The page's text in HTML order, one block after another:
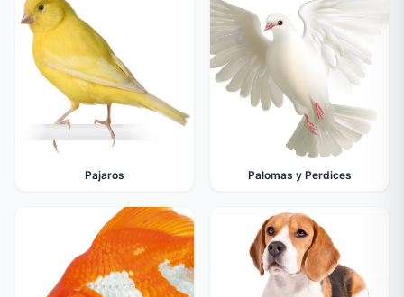
Pajaros Palomas y Perdices